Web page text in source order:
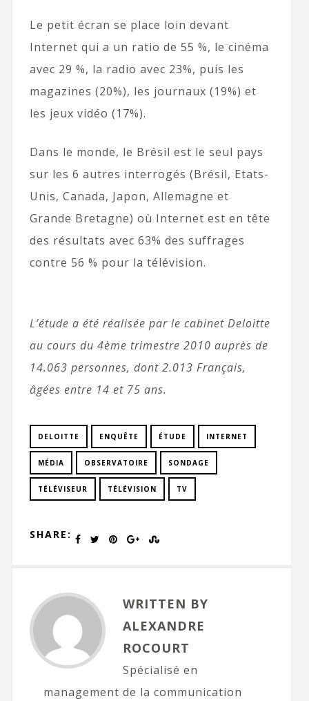
Le petit écran se place loin devant
Internet qui a un ratio de 55 %, le cinéma
avec 29 %, la radio avec 23%, puis les
magazines (20%), les journaux (19%) et
les jeux vidéo (17%).
Dans le monde, le Brésil est le seul pays
sur les 6 autres interrogés (Brésil, Etats-
Unis, Canada, Japon, Allemagne et
Grande Bretagne) où Internet est en tête
des résultats avec 63% des suffrages
contre 56 % pour la télévision.
L’étude a été réalisée par le cabinet Deloitte
au cours du 4ème trimestre 2010 auprès de
14.063 personnes, dont 2.013 Français,
âgées entre 14 et 75 ans.
DELOITTE ENQUÊTE ÉTUDE INTERNET
MÉDIA OBSERVATOIRE SONDAGE
TÉLÉVISEUR TÉLÉVISION TV
SHARE:
WRITTEN BY
ALEXANDRE
ROCOURT
Spécialisé en
management de la communication